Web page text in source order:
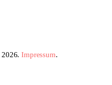
2026.Impressum.